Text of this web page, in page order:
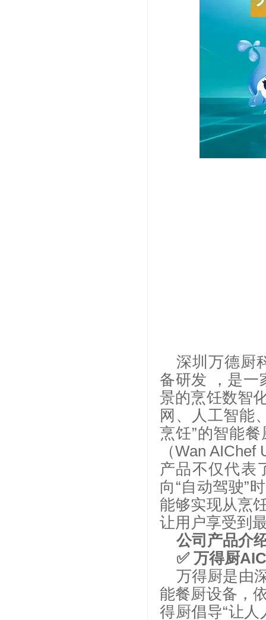
深圳万德厨
备研发 ，是一
景的烹饪数智
网、人工智能
烹饪”的智能
（Wan
产品不仅代表
向“自动驾驶”
能够实现从烹
让用户享受到
公司产品介
✅ 万得厨
万得厨是由
能餐厨设备，
得厨倡导“让